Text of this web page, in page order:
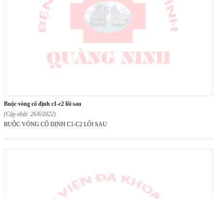
buộc vòng cố định c1-c2 lối sau
(Cập nhật: 26/6/2022)
BUỘC VÒNG CỐ ĐỊNH C1-C2 LỐI SAU